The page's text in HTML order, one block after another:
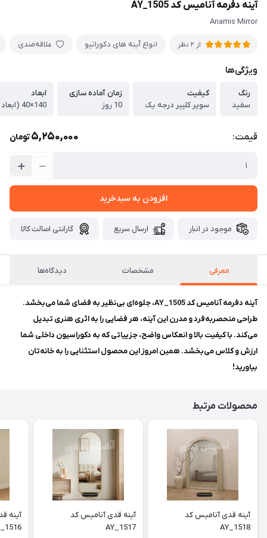
آینه دفرمه آنامیس کد AY_1505
Anamis Mirror
از 2 نظر انواع آینه های دکوراتیو علاقه‌مندی
ویژگی‌ها
رنگ
سفید
کیفیت
سوپر کلییر درجه یک
زمان آماده سازی
10 روز
ابعاد
140×40 (ابعاد سفارشی پذیرفته می شود)
قیمت: 5,250,000تومان
افزودن به سبدخرید
موجود در انبار ارسال سریع گارانتی اصالت کالا
معرفی مشخصات دیدگاه‌ها
آینه دفرمه آنامیس کد AY_1505، جلوه‌ای بی‌نظیر به فضای شما می‌بخشد.
طراحی منحصر‌به‌فرد و مدرن این آینه، هر فضایی را به اثری هنری تبدیل
می‌کند. با کیفیت بالا و انعکاس واضح، جزییاتی که به دکوراسیون داخلی شما
ارزش و کلاس می‌بخشد. همین امروز این محصول استثنایی را به خانه‌تان
بیاورید!
محصولات مرتبط
آینه قدی آنامیس کد
AY_1518
آینه قدی آنامیس کد
AY_1517
آینه